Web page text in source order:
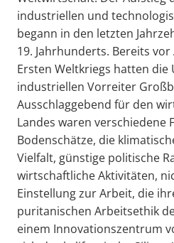
industriellen und
begann in den letzten
19. Jahrhunderts. Bereits
Ersten Weltkriegs hatten die
industriellen Vorreiter
Ausschlaggebend für den
Landes waren verschiedene
Bodenschätze, die
Vielfalt, günstige politische
wirtschaftliche Aktivitäten,
Einstellung zur Arbeit, die
puritanischen Arbeitsethik
einem Innovationszentrum